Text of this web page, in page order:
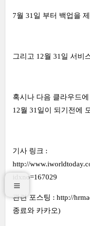
7월 31일 부터 백업을
그리고 12월 31일 서비
혹시나 다음 클라우드
12월 31일이 되기전에
기사 링크 :
http://
idxno=167029
관련 포스팅 : http://
종료와 카카오)